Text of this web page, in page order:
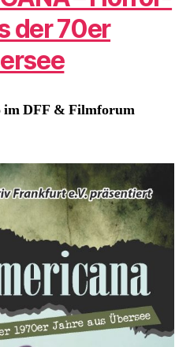
der 70er
im DFF & Filmforum